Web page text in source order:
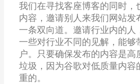
我们在寻找客座博客的同时，
内容，邀请别人来我们网站发
一条双向道。邀请行业内的人
一些对行业不同的见解，能够
户。只要确保发布的内容是高
垃圾，因为谷歌对低质量内容
重的。